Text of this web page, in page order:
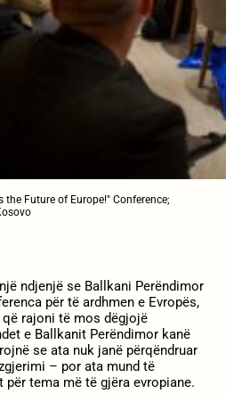
the Future of Europe!" Conference;
ndjenjë se Ballkani Perëndimor
për të ardhmen e Evropës,
rajoni të mos dëgjojë
e Ballkanit Perëndimor kanë
se ata nuk janë përqëndruar
– por ata mund të
tema më të gjëra evropiane.